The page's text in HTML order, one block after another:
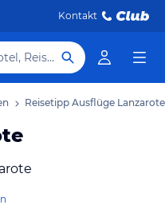
Kontakt
Hotel, Reiseziel
Reisetipp Ausflüge Lanzarote